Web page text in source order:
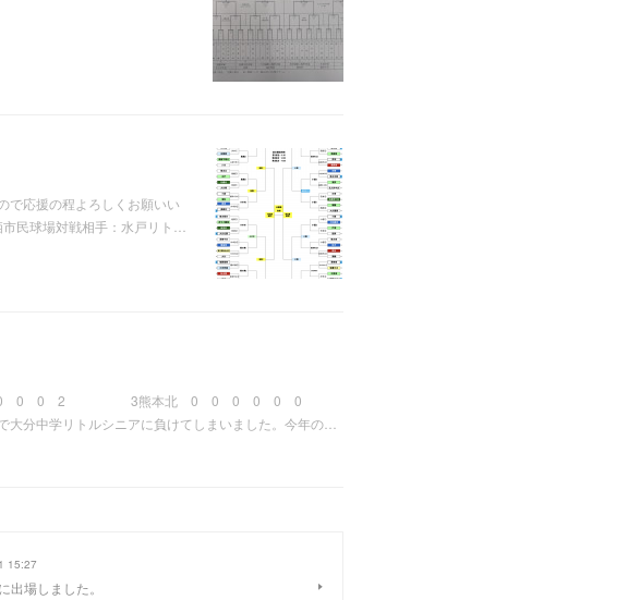
で応援の程よろしくお願いい
球場対戦相手：水戸リト…
分中 1 0 0 0 0 0 2 3熊本北 0 0 0 0 0 0
学リトルシニアに負けてしまいました。今年の…
15:27
出場しました。